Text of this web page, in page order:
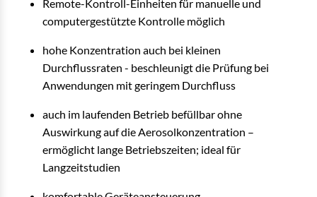
Remote-Kontroll-Einheiten für manuelle und
computergestützte Kontrolle möglich
hohe Konzentration auch bei kleinen
Durchflussraten - beschleunigt die Prüfung bei
Anwendungen mit geringem Durchfluss
auch im laufenden Betrieb befüllbar ohne
Auswirkung auf die Aerosolkonzentration –
ermöglicht lange Betriebszeiten; ideal für
Langzeitstudien